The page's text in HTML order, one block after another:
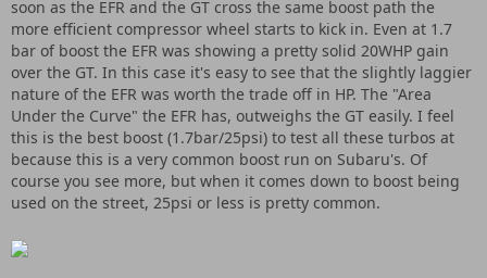
soon as the EFR and the GT cross the same boost path the
more efficient compressor wheel starts to kick in. Even at 1.7
bar of boost the EFR was showing a pretty solid 20WHP gain
over the GT. In this case it's easy to see that the slightly laggier
nature of the EFR was worth the trade off in HP. The "Area
Under the Curve" the EFR has, outweighs the GT easily. I feel
this is the best boost (1.7bar/25psi) to test all these turbos at
because this is a very common boost run on Subaru's. Of
course you see more, but when it comes down to boost being
used on the street, 25psi or less is pretty common.